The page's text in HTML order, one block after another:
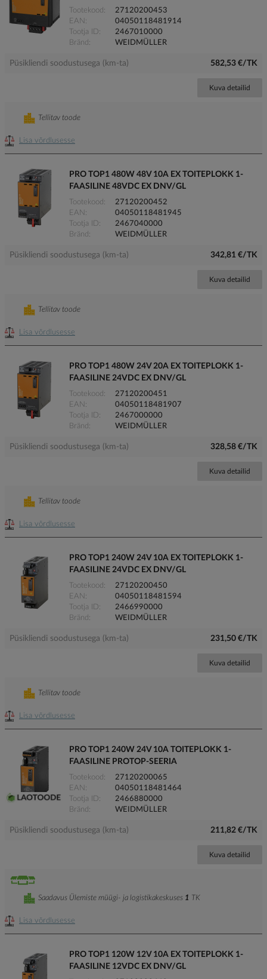
Tootekood
27120200453
EAN
04050118481914
Tootja ID
2467010000
Bränd
WEIDMÜLLER
Püsikliendi soodustusega (km-ta) 582,53 €/TK
Kuva detailid
Lisa võrdlusesse
Tellitav toode
PRO TOP1 480W 48V 10A EX TOITEPLOKK 1-
FAASILINE 48VDC EX DNV/GL
Tootekood
27120200452
EAN
04050118481945
Tootja ID
2467040000
Bränd
WEIDMÜLLER
Püsikliendi soodustusega (km-ta) 342,81 €/TK
Kuva detailid
Lisa võrdlusesse
Tellitav toode
PRO TOP1 480W 24V 20A EX TOITEPLOKK 1-
FAASILINE 24VDC EX DNV/GL
Tootekood
27120200451
EAN
04050118481907
Tootja ID
2467000000
Bränd
WEIDMÜLLER
Püsikliendi soodustusega (km-ta) 328,58 €/TK
Kuva detailid
Lisa võrdlusesse
Tellitav toode
PRO TOP1 240W 24V 10A EX TOITEPLOKK 1-
FAASILINE 24VDC EX DNV/GL
Tootekood
27120200450
EAN
04050118481594
Tootja ID
2466990000
Bränd
WEIDMÜLLER
Püsikliendi soodustusega (km-ta) 231,50 €/TK
Kuva detailid
Lisa võrdlusesse
Tellitav toode
PRO TOP1 240W 24V 10A TOITEPLOKK 1-
FAASILINE PROTOP-SEERIA
Tootekood
27120200065
EAN
04050118481464
Tootja ID
2466880000
Bränd
WEIDMÜLLER
Püsikliendi soodustusega (km-ta) 211,82 €/TK
Kuva detailid
Lisa võrdlusesse
Saadavus Ülemiste müügi- ja logistikakeskuses 1 TK
PRO TOP1 120W 12V 10A EX TOITEPLOKK 1-
FAASILINE 12VDC EX DNV/GL